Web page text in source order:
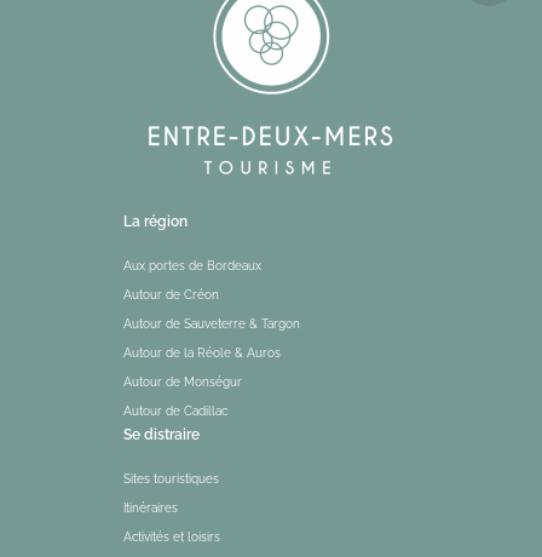
La région
Aux portes de Bordeaux
Autour de Créon
Autour de Sauveterre & Targon
Autour de la Réole & Auros
Autour de Monségur
Autour de Cadillac
Se distraire
Sites touristiques
Itinéraires
Activités et loisirs